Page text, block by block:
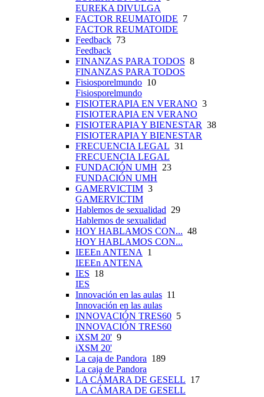
EUREKA DIVULGA
FACTOR REUMATOIDE 7
FACTOR REUMATOIDE
Feedback 73
Feedback
FINANZAS PARA TODOS 8
FINANZAS PARA TODOS
Fisiosporelmundo 10
Fisiosporelmundo
FISIOTERAPIA EN VERANO 3
FISIOTERAPIA EN VERANO
FISIOTERAPIA Y BIENESTAR 38
FISIOTERAPIA Y BIENESTAR
FRECUENCIA LEGAL 31
FRECUENCIA LEGAL
FUNDACIÓN UMH 23
FUNDACIÓN UMH
GAMERVICTIM 3
GAMERVICTIM
Hablemos de sexualidad 29
Hablemos de sexualidad
HOY HABLAMOS CON... 48
HOY HABLAMOS CON...
IEEEn ANTENA
1
IEEEn ANTENA
IES 18
IES
Innovación en las aulas 11
Innovación en las aulas
INNOVACIÓN TRES60 5
INNOVACIÓN TRES60
iXSM 20' 9
iXSM 20'
La caja de Pandora 189
La caja de Pandora
LA CÁMARA DE GESELL 17
LA CÁMARA DE GESELL